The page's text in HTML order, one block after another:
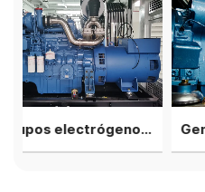
Grupos electrógenos de gas natural Yuchai de 1 MW en contenedores Rainpeoof